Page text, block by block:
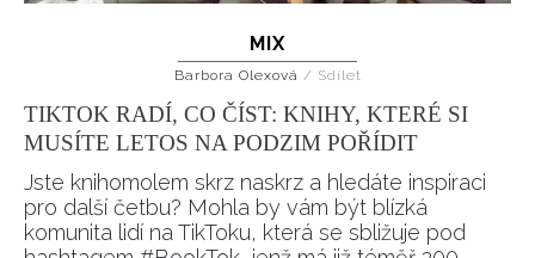
MIX
Barbora Olexová / Sdílet
TIKTOK RADÍ, CO ČÍST: KNIHY, KTERÉ SI
MUSÍTE LETOS NA PODZIM POŘÍDIT
Jste knihomolem skrz naskrz a hledáte inspiraci
pro další četbu? Mohla by vám být blízká
komunita lidí na TikToku, která se sbližuje pod